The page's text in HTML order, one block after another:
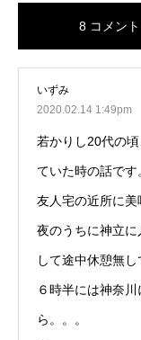
8 コメント
いずみ
2020.02.14 1:49pm
若かりし20代の
ていた時の話です
友人宅の近所に
夜のうちに神立
して途中休憩無し
６時半には神奈
ら。。。